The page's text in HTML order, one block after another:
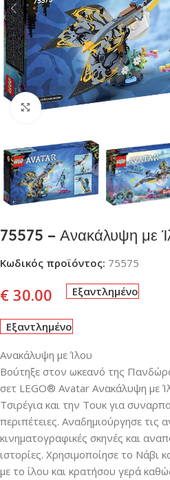
Click to enlarge
75575 – Ανακάλυψη με
Κωδικός προϊόντος: 75575
€ 30.00 Εξαντλημένο
Εξαντλημένο
Ανακάλυψη με Ίλου
Βούτηξε στον ωκεανό της
σετ LEGO® Avatar Ανακάλυψη με
Τσιρέγια και την Τουκ για
περιπέτειες. Αναδημιούργησε τις
κινηματογραφικές σκηνές και
ιστορίες. Χρησιμοποίησε το Νάβι
με το ίλου και κρατήσου γερά